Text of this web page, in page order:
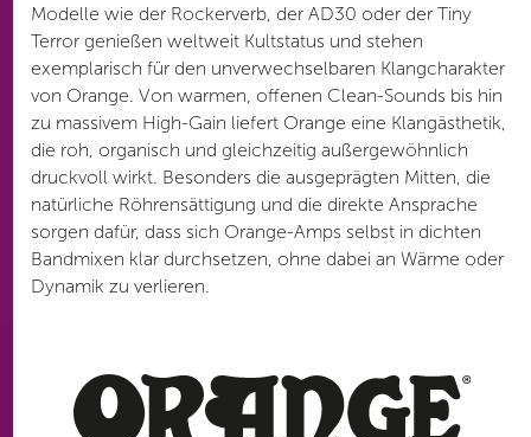
Modelle wie der Rockerverb, der AD30 oder der Tiny
Terror genießen weltweit Kultstatus und stehen
exemplarisch für den unverwechselbaren Klangcharakter
von Orange. Von warmen, offenen Clean-Sounds bis hin
zu massivem High-Gain liefert Orange eine Klangästhetik,
die roh, organisch und gleichzeitig außergewöhnlich
druckvoll wirkt. Besonders die ausgeprägten Mitten, die
natürliche Röhrensättigung und die direkte Ansprache
sorgen dafür, dass sich Orange-Amps selbst in dichten
Bandmixen klar durchsetzen, ohne dabei an Wärme oder
Dynamik zu verlieren.